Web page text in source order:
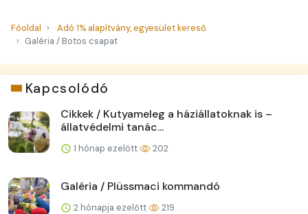
Főoldal
Adó 1% alapítvány, egyesület kereső
Galéria / Botos csapat
Kapcsolódó
Cikkek / Kutyameleg a háziállatoknak is –
állatvédelmi tanác...
1 hónap ezelőtt 202
Galéria / Plüssmaci kommandó
2 hónapja ezelőtt 219